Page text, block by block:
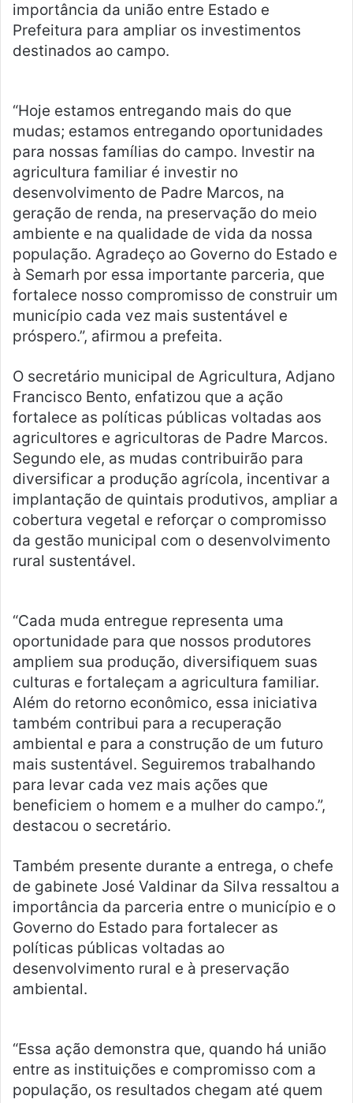
importância da união entre Estado e
Prefeitura para ampliar os investimentos
destinados ao campo.
“Hoje estamos entregando mais do que
mudas; estamos entregando oportunidades
para nossas famílias do campo. Investir na
agricultura familiar é investir no
desenvolvimento de Padre Marcos, na
geração de renda, na preservação do meio
ambiente e na qualidade de vida da nossa
população. Agradeço ao Governo do Estado e
à Semarh por essa importante parceria, que
fortalece nosso compromisso de construir um
município cada vez mais sustentável e
próspero.”, afirmou a prefeita.
O secretário municipal de Agricultura, Adjano
Francisco Bento, enfatizou que a ação
fortalece as políticas públicas voltadas aos
agricultores e agricultoras de Padre Marcos.
Segundo ele, as mudas contribuirão para
diversificar a produção agrícola, incentivar a
implantação de quintais produtivos, ampliar a
cobertura vegetal e reforçar o compromisso
da gestão municipal com o desenvolvimento
rural sustentável.
“Cada muda entregue representa uma
oportunidade para que nossos produtores
ampliem sua produção, diversifiquem suas
culturas e fortaleçam a agricultura familiar.
Além do retorno econômico, essa iniciativa
também contribui para a recuperação
ambiental e para a construção de um futuro
mais sustentável. Seguiremos trabalhando
para levar cada vez mais ações que
beneficiem o homem e a mulher do campo.”,
destacou o secretário.
Também presente durante a entrega, o chefe
de gabinete José Valdinar da Silva ressaltou a
importância da parceria entre o município e o
Governo do Estado para fortalecer as
políticas públicas voltadas ao
desenvolvimento rural e à preservação
ambiental.
“Essa ação demonstra que, quando há união
entre as instituições e compromisso com a
população, os resultados chegam até quem